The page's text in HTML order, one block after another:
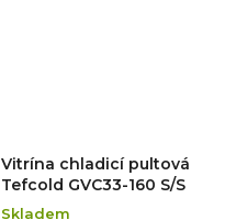
Vitrína chladicí pultová
Tefcold GVC33-160 S/S
Skladem